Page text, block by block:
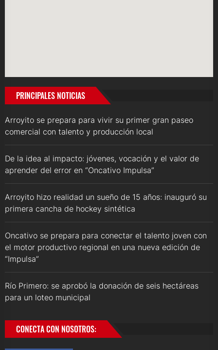
PRINCIPALES NOTICIAS
Arroyito se prepara para vivir su primer gran paseo
comercial con talento y producción local
De la idea al impacto: jóvenes, vocación y el valor de
aprender del error en “Oncativo Impulsa”
Arroyito hizo realidad un sueño de 15 años: inauguró su
primera cancha de hockey sintética
Oncativo se prepara para conectar el talento joven con
el motor productivo regional en una nueva edición de
“Impulsa”
Río Primero: se aprobó la donación de seis hectáreas
para un loteo municipal
CONECTA CON NOSOTROS: